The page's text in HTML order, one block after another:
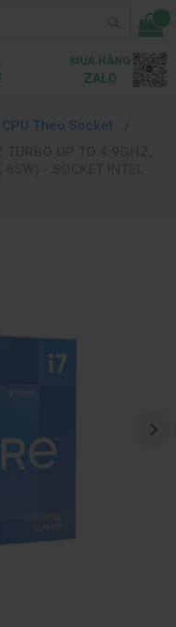
...
MUA HÀNG
ZALO
CPU Theo Socket